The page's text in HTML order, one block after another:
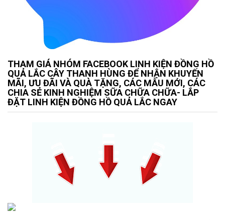
THAM GIÁ NHÓM FACEBOOK LINH KIỆN ĐỒNG HỒ
QUẢ LẮC CÂY THANH HÙNG ĐỂ NHẬN KHUYẾN
MÃI, ƯU ĐÃI VÀ QUÀ TẶNG, CÁC MẪU MỚI, CÁC
CHIA SẺ KINH NGHIỆM SỮA CHỮA CHỮA- LẮP
ĐẶT LINH KIỆN ĐỒNG HỒ QUẢ LẮC NGAY